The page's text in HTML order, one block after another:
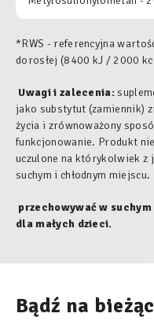
*RWS - referencyjna
dorosłej (8400 kJ / 2000
Uwagi i zalecenia:
jako substytut (zamiennik)
życia i zrównoważony
funkcjonowanie. Produkt
uczulone na którykolwiek z
suchym i chłodnym miejscu.
przechowywać w
dla małych dzieci.
Bądź na